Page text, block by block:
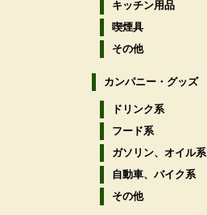
キッチン用品
喫煙具
その他
カンパニー・グッズ
ドリンク系
フード系
ガソリン、オイル系
自動車、バイク系
その他